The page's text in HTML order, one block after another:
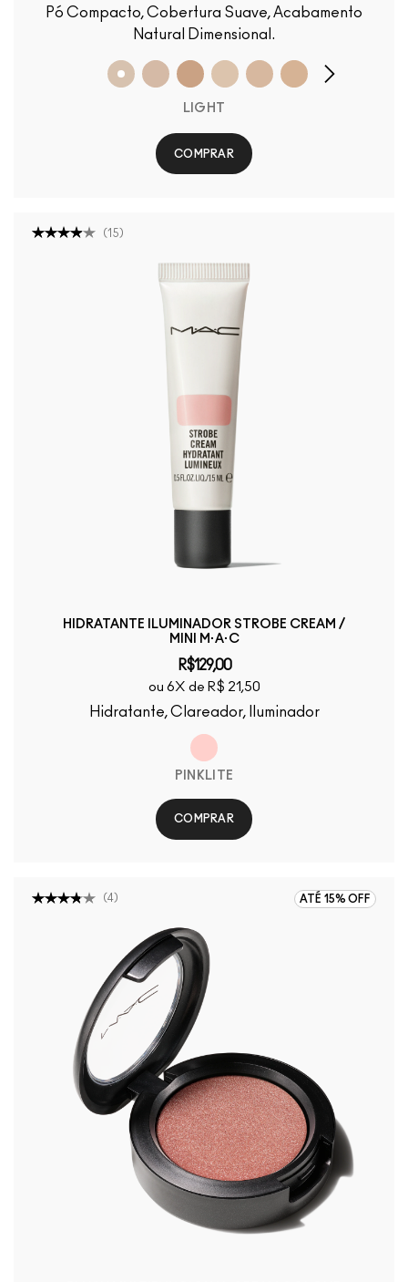
Pó Compacto, Cobertura Suave, Acabamento
Natural Dimensional.
LIGHT
COMPRAR
(15 )
HIDRATANTE ILUMINADOR STROBE CREAM /
MINI M·A·C
R$129,00
ou 6X de R$ 21,50
Hidratante, Clareador, Iluminador
PINKLITE
COMPRAR
ATÉ 15% OFF
(4)